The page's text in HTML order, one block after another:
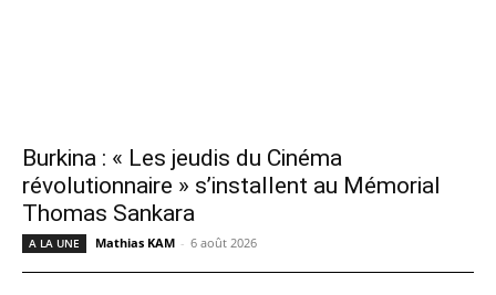
Burkina : « Les jeudis du Cinéma
révolutionnaire » s’installent au Mémorial
Thomas Sankara
A LA UNE Mathias KAM - 6 août 2026